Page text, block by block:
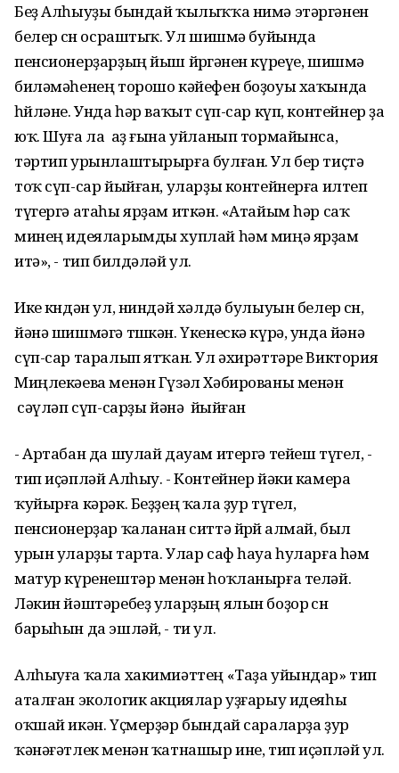
Беҙ Алһыуҙы бындай ҡылыҡҡа нимә этәргәнен
белер өсөн осраштыҡ. Ул шишмә буйында
пенсионерҙарҙың йыш йөрөгәнен күреүе, шишмә
биләмәһенең торошо кәйефен боҙоуы хаҡында
һөйләне. Унда һәр ваҡыт сүп-сар күп, контейнер ҙа
юҡ. Шуға ла аҙ ғына уйланып тормайынса,
тәртип урынлаштырырға булған. Ул бер тиҫтә
тоҡ сүп-сар йыйған, уларҙы контейнерға илтеп
түгергә атаһы ярҙам иткән. «Атайым һәр саҡ
минең идеяларымды хуплай һәм миңә ярҙам
итә», - тип билдәләй ул.
Ике көндән ул, ниндәй хәлдә булыуын белер өсөн,
йәнә шишмәгә төшкән. Үкенескә күрә, унда йәнә
сүп-сар таралып ятҡан. Ул әхирәттәре Виктория
Миңлекәева менән Гүзәл Хәбированы менән
өсәүләп сүп-сарҙы йәнә йыйған
- Артабан да шулай дауам итергә тейеш түгел, -
тип иҫәпләй Алһыу. - Контейнер йәки камера
ҡуйырға кәрәк. Беҙҙең ҡала ҙур түгел,
пенсионерҙар ҡаланан ситтә йөрөй алмай, был
урын уларҙы тарта. Улар саф һауа һуларға һәм
матур күренештәр менән һоҡланырға теләй.
Ләкин йәштәребеҙ уларҙың ялын боҙор өсөн
барыһын да эшләй, - ти ул.
Алһыуға ҡала хакимиәттең «Таҙа уйындар» тип
аталған экологик акциялар уҙғарыу идеяһы
оҡшай икән. Үҫмерҙәр бындай сараларҙа ҙур
ҡәнәғәтлек менән ҡатнашыр ине, тип иҫәпләй ул.